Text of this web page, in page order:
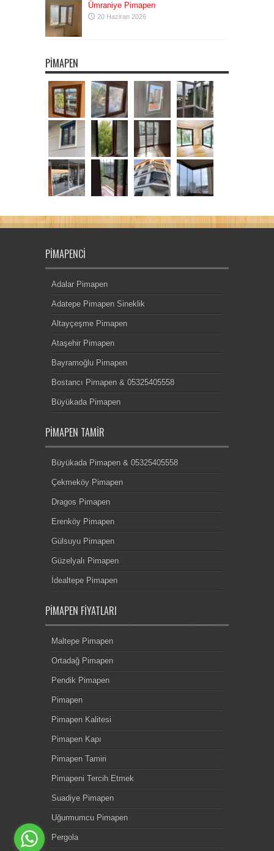
Ümraniye Pimapen
20 Haziran 2026
PIMAPEN
PIMAPENCI
Adalar Pimapen
Adatepe Pimapen Sineklik
Altayçeşme Pimapen
Ataşehir Pimapen
Bayramoğlu Pimapen
Bostancı Pimapen & 05325405558
Büyükada Pimapen
PIMAPEN TAMIR
Büyükada Pimapen & 05325405558
Çekmeköy Pimapen
Dragos Pimapen
Erenköy Pimapen
Gülsuyu Pimapen
Güzelyalı Pimapen
İdealtepe Pimapen
PIMAPEN FIYATLARI
Maltepe Pimapen
Ortadağ Pimapen
Pendik Pimapen
Pimapen
Pimapen Kalitesi
Pimapen Kapı
Pimapen Tamiri
Pimapeni Tercih Etmek
Suadiye Pimapen
Uğurmumcu Pimapen
Pergola